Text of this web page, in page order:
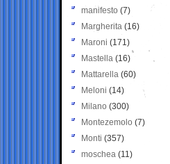
manifesto (7)
Margherita (16)
Maroni (171)
Mastella (16)
Mattarella (60)
Meloni (14)
Milano (300)
Montezemolo (7)
Monti (357)
moschea (11)